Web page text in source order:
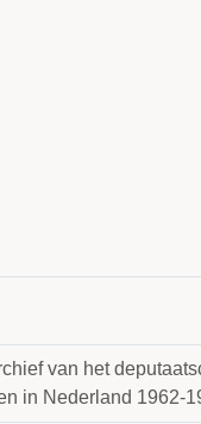
van het
in Nederland 1962-